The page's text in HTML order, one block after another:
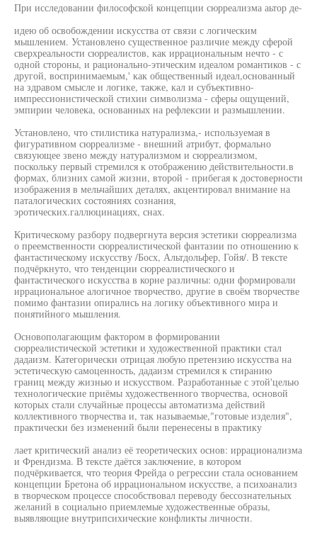
При исследовании философской концепции сюрреализма аьтор де-
идею об освобождении искусства от связи с логическим
мышлением. Установлено существенное различие между сферой
сверхреальности сюрреалистов, как иррациональным нечто - с
одной стороны, и рационально-этическим идеалом романтиков - с
другой, воспринимаемым,' как общественный идеал,основанный
на здравом смысле и логике, также, кал и субъективно-
импрессионистической стихии символизма - сферы ощущений,
эмпирии человека, основанных на рефлексии и размышлении.
Установлено, что стилистика натурализма,- используемая в
фигуративном сюрреализме - внешний атрибут, формально
связующее звено между натурализмом и сюрреализмом,
поскольку первый стремился к отображению действительности.в
формах, близних самой жизни, второй - прибегая к достоверности
изображения в мельчайших деталях, акцентировал внимание на
паталогических состояниях сознания,
эротических.галлюцинациях, снах.
Критическому разбору подвергнута версия эстетики сюрреализма
о преемственности сюрреалистической фантазии по отношению к
фантастическому искусству /Босх, Альтдольфер, Гойя/. В тексте
подчёркнуто, что тенденции сюрреалистического и
фантастического искусства в корне различны: одни формировали
иррациональное алогичное творчество, другие в своём творчестве
помимо фантазии опирались на логику объективного мира и
понятийного мышления.
Основополагающим фактором в формировании
сюрреалистической эстетики и художественной практики стал
дадаизм. Категорически отрицая любую претензию искусства на
эстетическую самоценность, дадаизм стремился к стиранию
границ между жизнью и искусством. Разработанные с этой'целью
технологические приёмы художественного творчества, основой
которых стали случайные процессы автоматизма действий
коллективного творчества и, так называемые,"готовые изделия",
практически без изменений были перенесены в практику
лает критический анализ её теоретических основ: иррационализма
и Френдизма. В тексте даётся заключение, в котором
подчёркивается, что теория Фрейда о регрессии стала основанием
концепции Бретона об иррациональном искусстве, а психоанализ
в творческом процессе способствовал переводу бессознательных
желаний в социально приемлемые художественные образы,
выявляющие внутрипсихические конфликты личности.